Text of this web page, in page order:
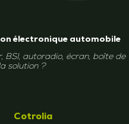
électronique automobile
BSI, autoradio, écran, boîte de
solution ?
Cotrolia